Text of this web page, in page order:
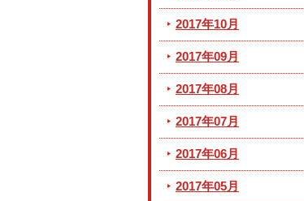
2017年10月
2017年09月
2017年08月
2017年07月
2017年06月
2017年05月